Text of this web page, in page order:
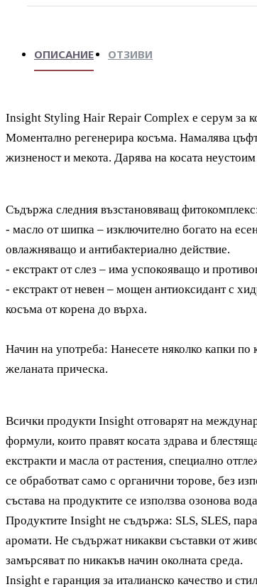
ОПИСАНИЕ ОТЗИВИ
Insight Styling Hair Repair Complex е серум за
Моментално регенерира косъма. Намалява
жизненост и мекота. Дарява на косата
Съдържа следния възстановяващ
- масло от шипка – изключително богато на
овлажняващо и антибактериално действие.
- екстракт от слез – има успокояващо и
- екстракт от невен – мощен антиоксидант с
косъма от корена до върха.
Начин на употреба: Нанесете няколко капки
желаната прическа.
Всички продукти Insight отговарят на
формули, които правят косата здрава и
екстракти и масла от растения, специално
се обработват само с органични торове, без
състава на продуктите се използва озонова
Продуктите Insight не съдържа: SLS, SLES,
аромати. Не съдържат никакви съставки от
замърсяват по никакъв начин околната среда.
Insight е гаранция за италианско качество и